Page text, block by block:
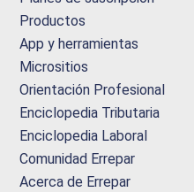
Productos
App y herramientas
Micrositios
Orientación Profesional
Enciclopedia Tributaria
Enciclopedia Laboral
Comunidad Errepar
Acerca de Errepar